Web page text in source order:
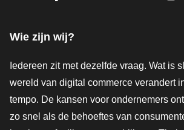
Wie zijn wij?
Iedereen zit met dezelfde vraag. Wat is
wereld van digital commerce verandert
tempo. De kansen voor ondernemers
zo snel als de behoeftes van